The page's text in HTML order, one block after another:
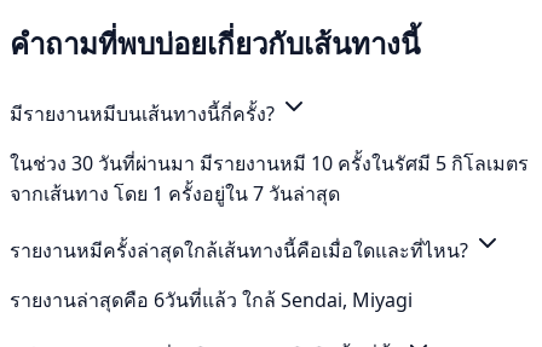
คำถามที่พบบ่อยเกี่ยวกับเส้นทางนี้
มีรายงานหมีบนเส้นทางนี้กี่ครั้ง?
ในช่วง 30 วันที่ผ่านมา มีรายงานหมี 10 ครั้งในรัศมี 5 กิโลเมตร
จากเส้นทาง โดย 1 ครั้งอยู่ใน 7 วันล่าสุด
รายงานหมีครั้งล่าสุดใกล้เส้นทางนี้คือเมื่อใดและที่ไหน?
รายงานล่าสุดคือ 6วันที่แล้ว ใกล้ Sendai, Miyagi